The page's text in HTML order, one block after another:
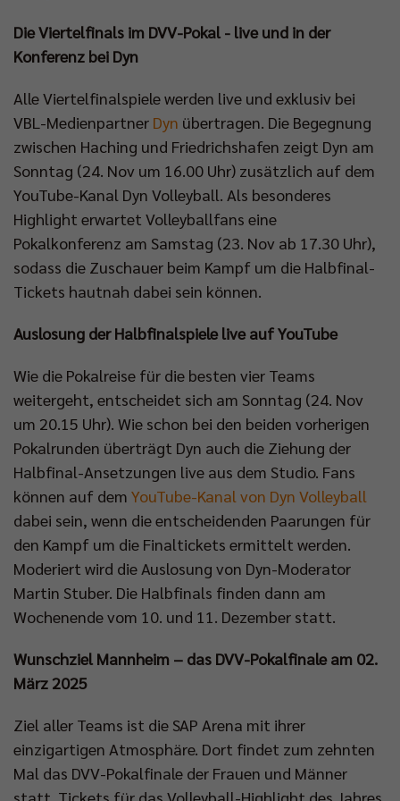
Die Viertelfinals im DVV-Pokal - live und in der
Konferenz bei Dyn
Alle Viertelfinalspiele werden live und exklusiv bei
VBL-Medienpartner Dyn übertragen. Die Begegnung
zwischen Haching und Friedrichshafen zeigt Dyn am
Sonntag (24. Nov um 16.00 Uhr) zusätzlich auf dem
YouTube-Kanal Dyn Volleyball. Als besonderes
Highlight erwartet Volleyballfans eine
Pokalkonferenz am Samstag (23. Nov ab 17.30 Uhr),
sodass die Zuschauer beim Kampf um die Halbfinal-
Tickets hautnah dabei sein können.
Auslosung der Halbfinalspiele live auf YouTube
Wie die Pokalreise für die besten vier Teams
weitergeht, entscheidet sich am Sonntag (24. Nov
um 20.15 Uhr). Wie schon bei den beiden vorherigen
Pokalrunden überträgt Dyn auch die Ziehung der
Halbfinal-Ansetzungen live aus dem Studio. Fans
können auf dem YouTube-Kanal von Dyn Volleyball
dabei sein, wenn die entscheidenden Paarungen für
den Kampf um die Finaltickets ermittelt werden.
Moderiert wird die Auslosung von Dyn-Moderator
Martin Stuber. Die Halbfinals finden dann am
Wochenende vom 10. und 11. Dezember statt.
Wunschziel Mannheim – das DVV-Pokalfinale am 02.
März 2025
Ziel aller Teams ist die SAP Arena mit ihrer
einzigartigen Atmosphäre. Dort findet zum zehnten
Mal das DVV-Pokalfinale der Frauen und Männer